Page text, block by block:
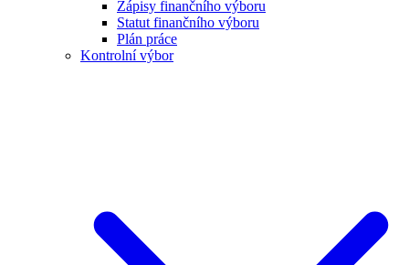
Zápisy finančního výboru
Statut finančního výboru
Plán práce
Kontrolní výbor